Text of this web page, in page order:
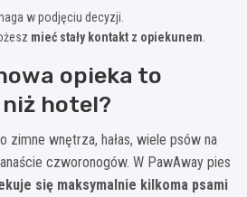
w podjęciu decyzji.
mieć stały kontakt z opiekunem
opieka to
hotel?
wnętrza, hałas, wiele psów na
czworonogów. W PawAway pies
się maksymalnie kilkoma psami